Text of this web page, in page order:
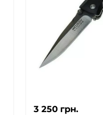
3 250 грн.